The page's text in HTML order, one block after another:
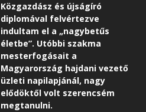
Közgazdász és újságíró
diplomával felvértezve
indultam el a „nagybetűs
életbe”. Utóbbi szakma
mesterfogásait a
Magyarország hajdani vezető
üzleti napilapjánál, nagy
elődöktől volt szerencsém
megtanulni.